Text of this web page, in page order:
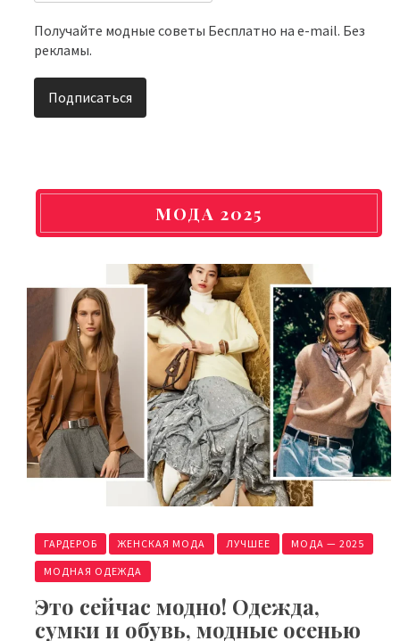
Получайте модные советы Бесплатно на e-mail. Без
рекламы.
МОДА 2025
ГАРДЕРОБ ЖЕНСКАЯ МОДА ЛУЧШЕЕ МОДА — 2025
МОДНАЯ ОДЕЖДА
Это сейчас модно! Одежда,
сумки и обувь, модные осенью